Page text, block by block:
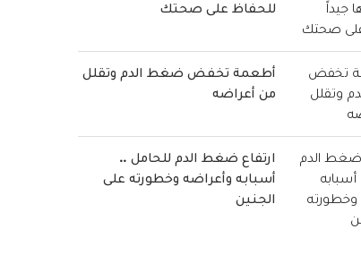
للحفاظ على صحتك
أطعمة تخفض ضغط الدم وتقلل
من أعراضه
ارتفاع ضغط الدم للحامل ..
أسبابه وأعراضه وخطورته على
الجنين